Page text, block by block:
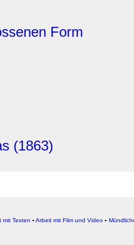
Form
(1863)
mit Texten ▪ Arbeit mit Film und Video ▪